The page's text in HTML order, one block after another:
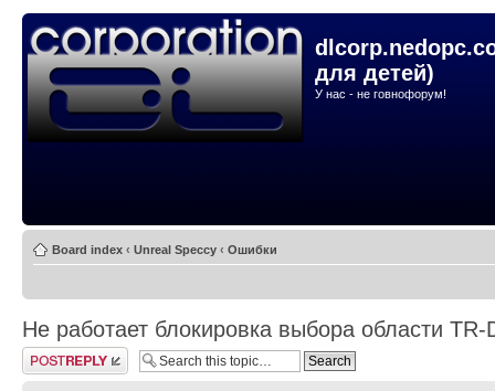
для детей)
У нас - не говнофорум!
Board index ‹ Unreal Speccy ‹ Ошибки
Не работает блокировка выбора области
Post a reply